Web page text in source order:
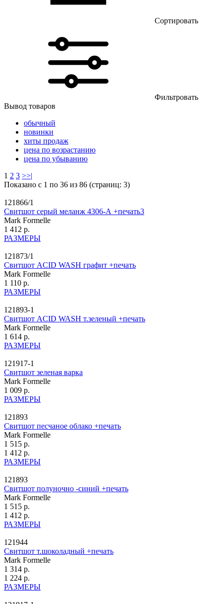
Сортировать
Фильтровать
Вывод товаров
обычный
новинки
хиты продаж
цена по возрастанию
цена по убыванию
1 2 3 >>|
Показано с 1 по 36 из 86 (страниц: 3)
121866/1
Свитшот серый меланж 4306-А +печать3
Mark Formelle
1 412 р.
РАЗМЕРЫ
121873/1
Свитшот ACID WASH графит +печать
Mark Formelle
1 110 р.
РАЗМЕРЫ
121893-1
Свитшот ACID WASH т.зеленый +печать
Mark Formelle
1 614 р.
РАЗМЕРЫ
121917-1
Свитшот зеленая варка
Mark Formelle
1 009 р.
РАЗМЕРЫ
121893
Свитшот песчаное облако +печать
Mark Formelle
1 515 р.
1 412 р.
РАЗМЕРЫ
121893
Свитшот полуночно -синий +печать
Mark Formelle
1 515 р.
1 412 р.
РАЗМЕРЫ
121944
Свитшот т.шоколадный +печать
Mark Formelle
1 314 р.
1 224 р.
РАЗМЕРЫ